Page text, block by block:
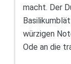
macht. Der
würzigen
Ode an die